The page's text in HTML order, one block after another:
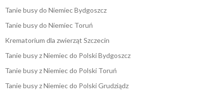
Tanie busy do Niemiec Bydgoszcz
Tanie busy do Niemiec Toruń
Krematorium dla zwierząt Szczecin
Tanie busy z Niemiec do Polski Bydgoszcz
Tanie busy z Niemiec do Polski Toruń
Tanie busy z Niemiec do Polski Grudziądz